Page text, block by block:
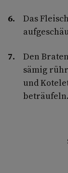
Das
Den
sämig
und
beträufeln.